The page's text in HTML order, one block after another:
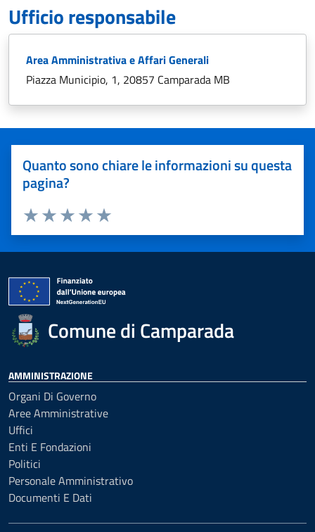
Ufficio responsabile
Area Amministrativa e Affari Generali
Piazza Municipio, 1, 20857 Camparada MB
Quanto sono chiare le informazioni su questa
pagina?
Valuta 5 stelle su 5
Valuta 4 stelle su 5
Valuta 3 stelle su 5
Valuta 2 stelle su 5
Valuta 1 stelle su 5
Comune di Camparada
AMMINISTRAZIONE
Organi Di Governo
Aree Amministrative
Uffici
Enti E Fondazioni
Politici
Personale Amministrativo
Documenti E Dati